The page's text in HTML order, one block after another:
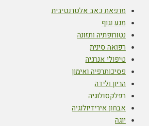
מרפאת כאב אלטרנטיבית
מגע וגוף
נטורופתיה ותזונה
רפואה סינית
טיפולי אנרגיה
פסיכותרפיה ואימון
הריון ולידה
רפלקסולוגיה
אבחון אירידיולוגיה
יוגה